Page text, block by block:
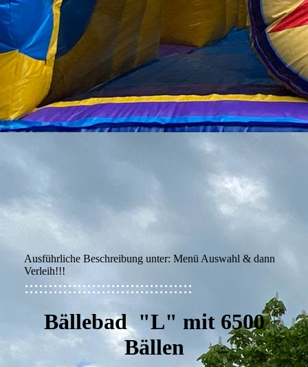
Ausführliche Beschreibung unter: Menü Auswahl & dann
Verleih!!!
:::::::::::::::::::::::::::::::::::
Bällebad "L" mit 6500
Bällen